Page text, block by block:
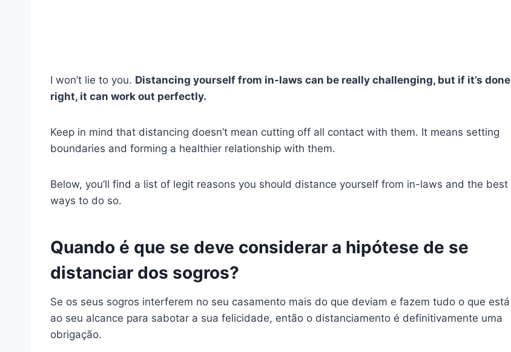
I won’t lie to you. Distancing yourself from in-laws can be really challenging, but if it’s done
right, it can work out perfectly.
Keep in mind that distancing doesn’t mean cutting off all contact with them. It means setting
boundaries and forming a healthier relationship with them.
Below, you’ll find a list of legit reasons you should distance yourself from in-laws and the best
ways to do so.
Quando é que se deve considerar a hipótese de se
distanciar dos sogros?
Se os seus sogros interferem no seu casamento mais do que deviam e fazem tudo o que está
ao seu alcance para sabotar a sua felicidade, então o distanciamento é definitivamente uma
obrigação.